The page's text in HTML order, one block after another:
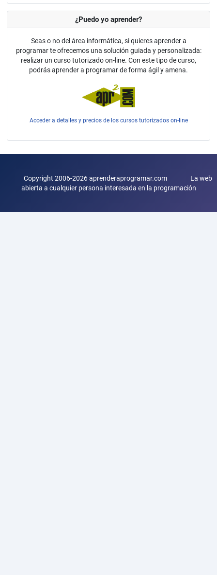
¿Puedo yo aprender?
Seas o no del área informática, si quieres aprender a
programar te ofrecemos una solución guiada y personalizada:
realizar un curso tutorizado on-line. Con este tipo de curso,
podrás aprender a programar de forma ágil y amena.
Acceder a detalles y precios de los cursos tutorizados on-line
Copyright 2006-2026 aprenderaprogramar.com La web
abierta a cualquier persona interesada en la programación